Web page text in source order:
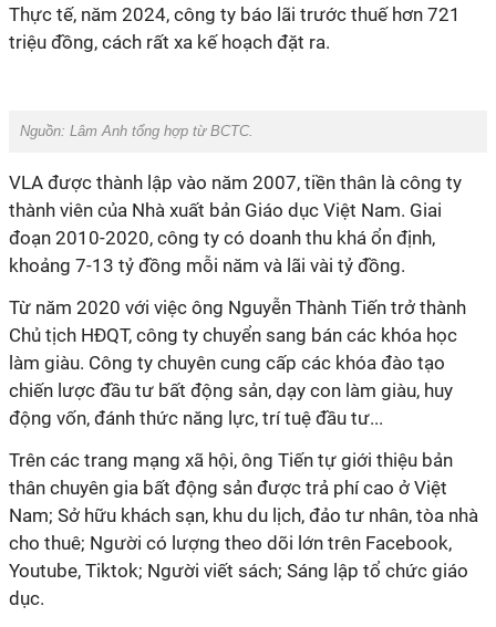
Thực tế, năm 2024, công ty báo lãi trước thuế hơn 721
triệu đồng, cách rất xa kế hoạch đặt ra.
Nguồn: Lâm Anh tổng hợp từ BCTC.
VLA được thành lập vào năm 2007, tiền thân là công ty
thành viên của Nhà xuất bản Giáo dục Việt Nam. Giai
đoạn 2010-2020, công ty có doanh thu khá ổn định,
khoảng 7-13 tỷ đồng mỗi năm và lãi vài tỷ đồng.
Từ năm 2020 với việc ông Nguyễn Thành Tiến trở thành
Chủ tịch HĐQT, công ty chuyển sang bán các khóa học
làm giàu. Công ty chuyên cung cấp các khóa đào tạo
chiến lược đầu tư bất động sản, dạy con làm giàu, huy
động vốn, đánh thức năng lực, trí tuệ đầu tư...
Trên các trang mạng xã hội, ông Tiến tự giới thiệu bản
thân chuyên gia bất động sản được trả phí cao ở Việt
Nam; Sở hữu khách sạn, khu du lịch, đảo tư nhân, tòa nhà
cho thuê; Người có lượng theo dõi lớn trên Facebook,
Youtube, Tiktok; Người viết sách; Sáng lập tổ chức giáo
dục.